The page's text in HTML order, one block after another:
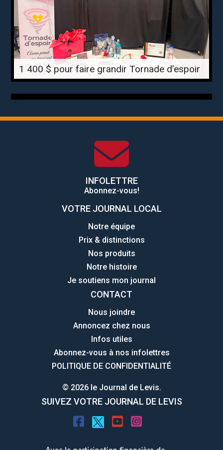
1 400 $ pour faire grandir Tornade d’espoir
INFOLETTRE
Abonnez-vous!
VOTRE JOURNAL LOCAL
Notre équipe
Prix & distinctions
Nos produits
Notre histoire
Je soutiens mon journal
CONTACT
Nous joindre
Annoncez chez nous
Infos utiles
Abonnez-vous à nos infolettres
POLITIQUE DE CONFIDENTIALITÉ
© 2026 le Journal de Levis.
SUIVEZ VOTRE JOURNAL DE LEVIS